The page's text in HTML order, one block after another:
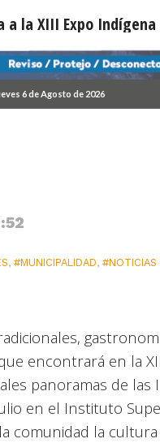
6 de Agosto de 2026
la XIII Expo Indígena
dan vida a la
,#MUNICIPALIDAD,#NOTICIAS
encontrará en la
panoramas de las
en el Instituto
comunidad la